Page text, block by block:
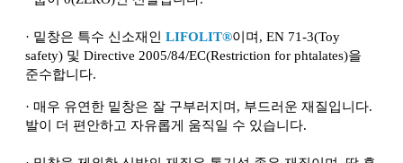
· 밑창은 특수 신소재인 LIFOLIT®이며, EN 71-3(Toy
safety) 및 Directive 2005/84/EC(Restriction for phtalates)을
준수합니다.
· 매우 유연한 밑창은 잘 구부러지며, 부드러운 재질입니다.
발이 더 편안하고 자유롭게 움직일 수 있습니다.